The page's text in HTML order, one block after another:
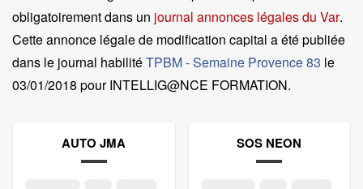
obligatoirement dans un journal annonces légales du Var.
Cette annonce légale de modification capital a été publiée
dans le journal habilitéTPBM - Semaine Provence 83 le
03/01/2018 pour INTELLIG@NCE FORMATION.
AUTO JMA SOS NEON